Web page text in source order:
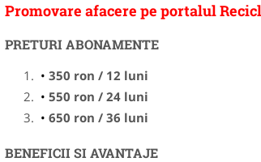
Promovare afacere pe portalul
PRETURI ABONAMENTE
350 ron / 12 luni
550 ron / 24 luni
650 ron / 36 luni
BENEFICII SI AVANTAJE